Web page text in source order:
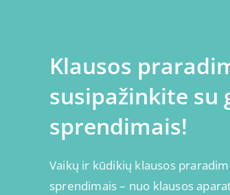
Klausos
susipažinkite su
sprendimais!
Vaikų ir kūdikių klausos
sprendimais – nuo klausos